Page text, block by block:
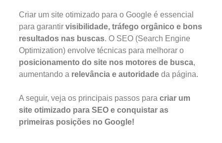
Criar um site otimizado para o Google é essencial
para garantir visibilidade, tráfego orgânico e bons
resultados nas buscas. O SEO (Search Engine
Optimization) envolve técnicas para melhorar o
posicionamento do site nos motores de busca,
aumentando a relevância e autoridade da página.
A seguir, veja os principais passos para criar um
site otimizado para SEO e conquistar as
primeiras posições no Google!